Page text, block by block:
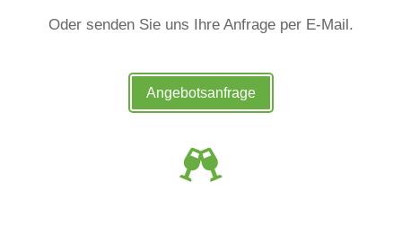
Oder senden Sie uns Ihre Anfrage per E-Mail.
Angebotsanfrage
